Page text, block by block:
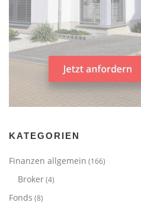
KATEGORIEN
Finanzen allgemein (166)
Broker(4)
Fonds (8)